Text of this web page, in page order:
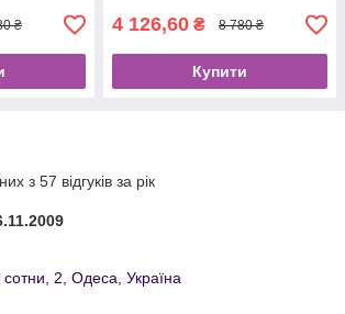
₴ 4 126,60 ₴ 8 780 ₴
Купити
з 57 відгуків за рік
2, Одеса, Україна